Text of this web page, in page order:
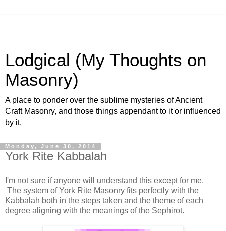
Lodgical (My Thoughts on
Masonry)
A place to ponder over the sublime mysteries of Ancient
Craft Masonry, and those things appendant to it or influenced
by it.
Monday, June 30, 2014
York Rite Kabbalah
I'm not sure if anyone will understand this except for me.
The system of York Rite Masonry fits perfectly with the
Kabbalah both in the steps taken and the theme of each
degree aligning with the meanings of the Sephirot.